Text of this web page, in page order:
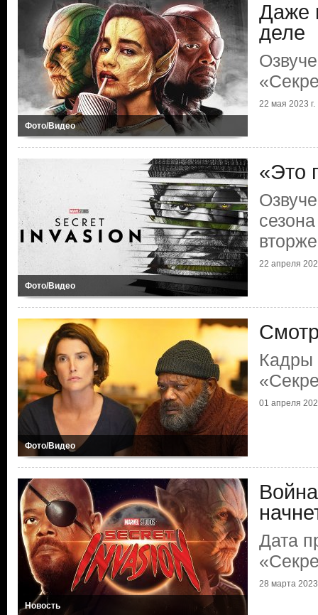
Фото/Видео
Даже
деле
22 мая 2023 г.
Фото/Видео
«Это
22 апреля
Фото/Видео
Кадры
01 апреля
Новость
Дата
28 марта 2023